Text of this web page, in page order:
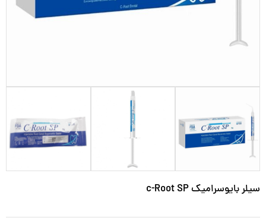
سیلر بایوسرامیک c-Root SP